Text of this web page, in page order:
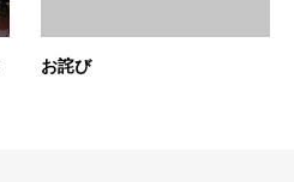
お詫び